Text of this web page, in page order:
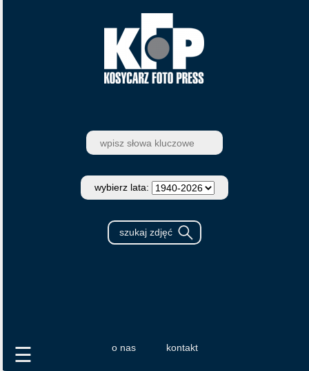
wybierz lata:
o nas kontakt
☰